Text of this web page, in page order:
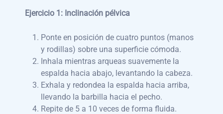
Ejercicio 1: Inclinación pélvica
Ponte en posición de cuatro puntos (manos
y rodillas) sobre una superficie cómoda.
Inhala mientras arqueas suavemente la
espalda hacia abajo, levantando la cabeza.
Exhala y redondea la espalda hacia arriba,
llevando la barbilla hacia el pecho.
Repite de 5 a 10 veces de forma fluida.